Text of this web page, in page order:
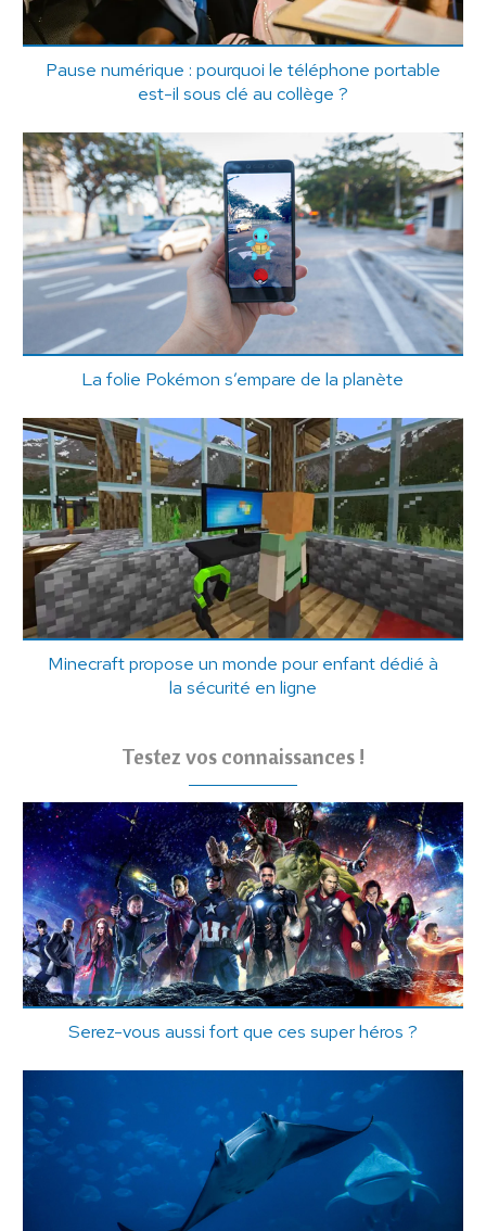
Pause numérique : pourquoi le téléphone portable
est-il sous clé au collège ?
La folie Pokémon s’empare de la planète
Minecraft propose un monde pour enfant dédié à
la sécurité en ligne
Testez vos connaissances !
Serez-vous aussi fort que ces super héros ?